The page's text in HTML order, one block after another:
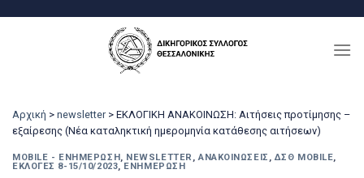
Αρχική > newsletter > ΕΚΛΟΓΙΚΗ ΑΝΑΚΟΙΝΩΣΗ: Αιτήσεις προτίμησης –
εξαίρεσης (Νέα καταληκτική ημερομηνία κατάθεσης αιτήσεων)
MOBILE - ΕΝΗΜΈΡΩΣΗ, NEWSLETTER ,ΑΝΑΚΟΙΝΏΣΕΙΣ , ΔΣΘ MOBILE,
ΕΚΛΟΓΈΣ 8-15/10/2023, ΕΝΗΜΈΡΩΣΗ